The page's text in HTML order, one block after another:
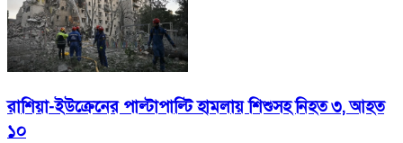
রাশিয়া-ইউক্রেনের পাল্টাপাল্টি হামলায় শিশুসহ নিহত ৩, আহত
১০